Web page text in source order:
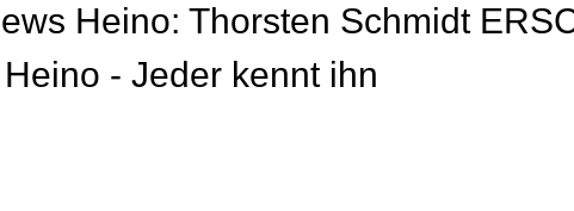
Heino: Thorsten Schmidt
- Jeder kennt ihn